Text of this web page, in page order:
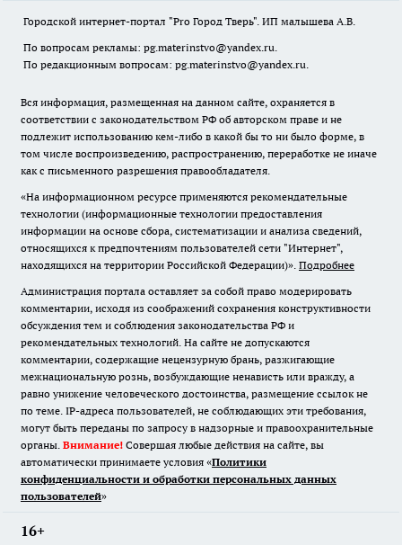
Городской интернет-портал "Pro Город Тверь". ИП малышева А.В.
По вопросам рекламы: pg.materinstvo@yandex.ru.
По редакционным вопросам: pg.materinstvo@yandex.ru.
Вся информация, размещенная на данном сайте, охраняется в
соответствии с законодательством РФ об авторском праве и не
подлежит использованию кем-либо в какой бы то ни было форме, в
том числе воспроизведению, распространению, переработке не иначе
как с письменного разрешения правообладателя.
«На информационном ресурсе применяются рекомендательные
технологии (информационные технологии предоставления
информации на основе сбора, систематизации и анализа сведений,
относящихся к предпочтениям пользователей сети "Интернет",
находящихся на территории Российской Федерации)». Подробнее
Администрация портала оставляет за собой право модерировать
комментарии, исходя из соображений сохранения конструктивности
обсуждения тем и соблюдения законодательства РФ и
рекомендательных технологий. На сайте не допускаются
комментарии, содержащие нецензурную брань, разжигающие
межнациональную рознь, возбуждающие ненависть или вражду, а
равно унижение человеческого достоинства, размещение ссылок не
по теме. IP-адреса пользователей, не соблюдающих эти требования,
могут быть переданы по запросу в надзорные и правоохранительные
органы. Внимание! Совершая любые действия на сайте, вы
автоматически принимаете условия «Политики
конфиденциальности и обработки персональных данных
пользователей»
16+